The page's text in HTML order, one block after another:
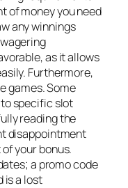
of money you need
any winnings
as it allows
Furthermore,
games. Some
specific slot
reading the
disappointment
your bonus.
a promo code
is a lost